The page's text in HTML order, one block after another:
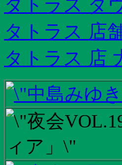
タトラス ダ
タトラス 店
タトラス 店